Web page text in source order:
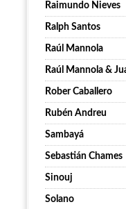
Raimundo Nieves
Ralph Santos
Raúl Mannola
Raúl Mannola &
Rober Caballero
Rubén Andreu
Sambayá
Sebastián Chames
Sinouj
Solano